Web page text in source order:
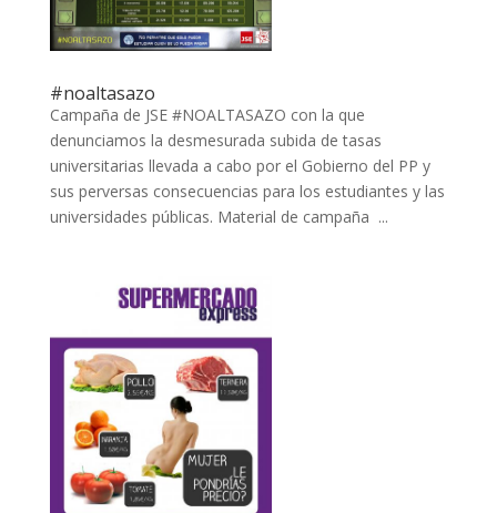
#noaltasazo
Campaña de JSE #NOALTASAZO con la que
denunciamos la desmesurada subida de tasas
universitarias llevada a cabo por el Gobierno del PP y
sus perversas consecuencias para los estudiantes y las
universidades públicas. Material de campaña ...